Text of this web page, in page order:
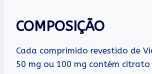
COMPOSIÇÃO
Cada comprimido revestido de
50 mg ou 100 mg contém citrato